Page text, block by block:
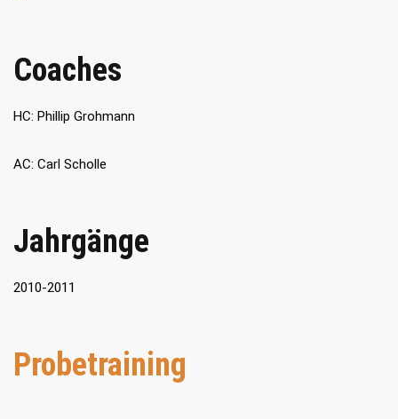
Coaches
HC: Phillip Grohmann
AC: Carl Scholle
Jahrgänge
2010-2011
Probetraining